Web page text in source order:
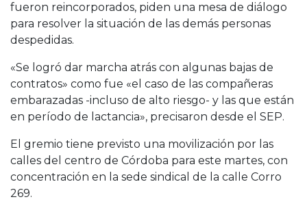
fueron reincorporados, piden una mesa de diálogo
para resolver la situación de las demás personas
despedidas.
«Se logró dar marcha atrás con algunas bajas de
contratos» como fue «el caso de las compañeras
embarazadas -incluso de alto riesgo- y las que están
en período de lactancia», precisaron desde el SEP.
El gremio tiene previsto una movilización por las
calles del centro de Córdoba para este martes, con
concentración en la sede sindical de la calle Corro
269.